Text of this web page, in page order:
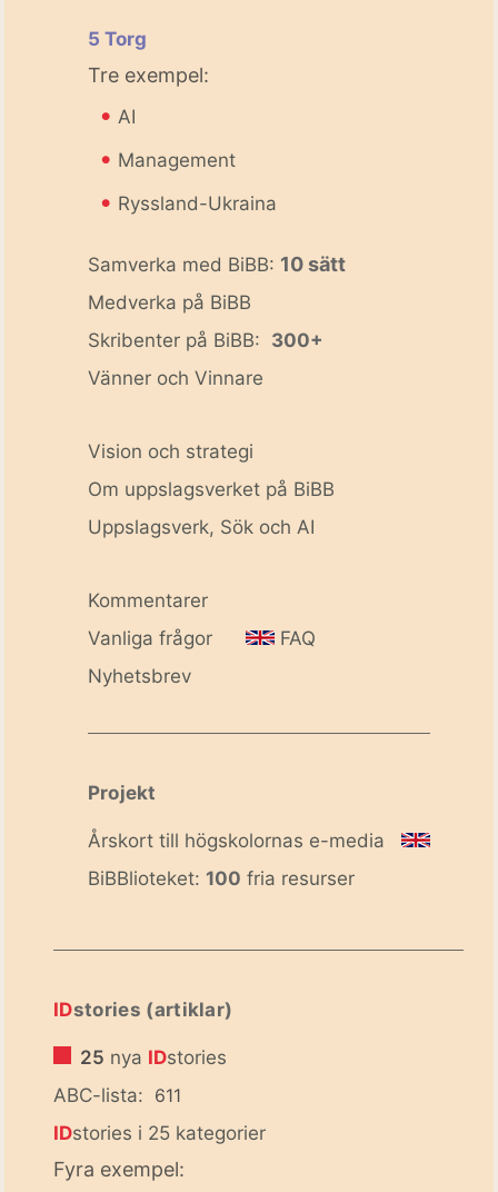
5 Torg
Tre exempel:
• AI
• Management
• Ryssland-Ukraina
Samverka med BiBB: 10 sätt
Medverka på BiBB
Skribenter på BiBB: 300+
Vänner och Vinnare
Vision och strategi
Om uppslagsverket på BiBB
Uppslagsverk, Sök och AI
Kommentarer
Vanliga frågor
FAQ
Nyhetsbrev
Projekt
Årskort till högskolornas e-media
BiBBlioteket: 100 fria resurser
IDstories (artiklar)
25 nya IDstories
ABC-lista: 611
IDstories i 25 kategorier
Fyra exempel: